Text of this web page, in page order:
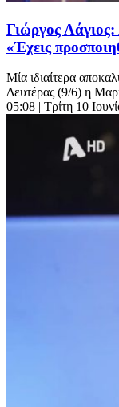
Γιώργος
«Έχεις
Μία ιδιαίτερα
Δευτέρας (9/6) η
05:08 | Τρίτη 10